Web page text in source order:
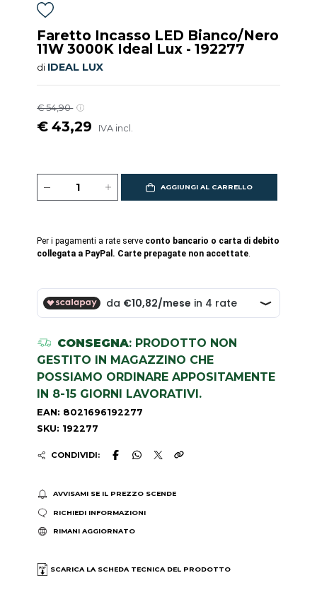
Faretto Incasso LED Bianco/Nero
11W 3000K Ideal Lux - 192277
di IDEAL LUX
€ 54,90
€ 43,29 IVA incl.
AGGIUNGI AL CARRELLO
Per i pagamenti a rate serve conto bancario o carta di debito
collegata a PayPal. Carte prepagate non accettate.
CONSEGNA: PRODOTTO NON
GESTITO IN MAGAZZINO CHE
POSSIAMO ORDINARE APPOSITAMENTE
IN 8-15 GIORNI LAVORATIVI.
EAN: 8021696192277
SKU: 192277
CONDIVIDI:
AVVISAMI SE IL PREZZO SCENDE
RICHIEDI INFORMAZIONI
RIMANI AGGIORNATO
SCARICA LA SCHEDA TECNICA DEL PRODOTTO